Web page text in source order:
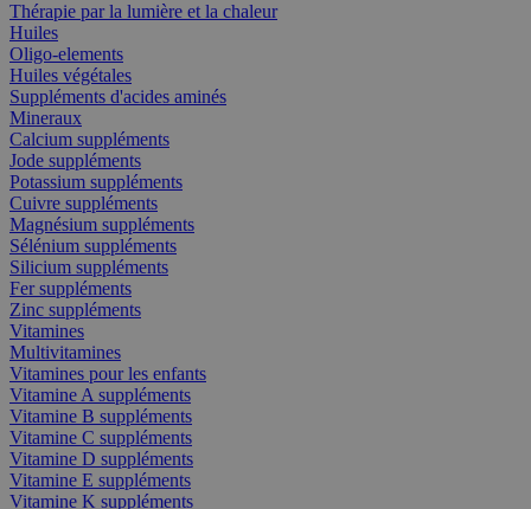
Thérapie par la lumière et la chaleur
Huiles
Oligo-elements
Huiles végétales
Suppléments d'acides aminés
Mineraux
Calcium suppléments
Jode suppléments
Potassium suppléments
Cuivre suppléments
Magnésium suppléments
Sélénium suppléments
Silicium suppléments
Fer suppléments
Zinc suppléments
Vitamines
Multivitamines
Vitamines pour les enfants
Vitamine A suppléments
Vitamine B suppléments
Vitamine C suppléments
Vitamine D suppléments
Vitamine E suppléments
Vitamine K suppléments